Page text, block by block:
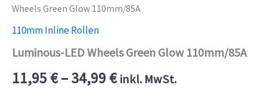
Wheels Green Glow 110mm/85A
110mm Inline Rollen
Luminous-LED Wheels Green Glow 110mm/85A
11,95€–34,99€ inkl. MwSt.